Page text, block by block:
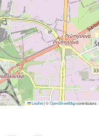
Leaflet|©OpenStreetMapcontributors